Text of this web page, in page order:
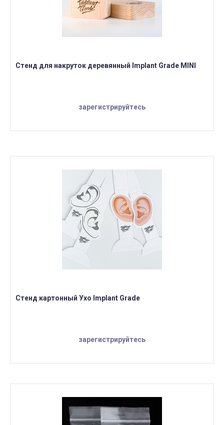
Стенд для накруток деревянный Implant Grade MINI
зарегистрируйтесь
Стенд картонный Ухо Implant Grade
зарегистрируйтесь